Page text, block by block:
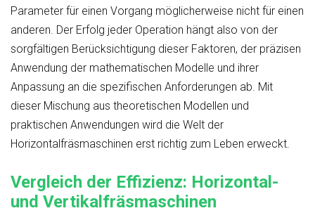
Parameter für einen Vorgang möglicherweise nicht für einen
anderen. Der Erfolg jeder Operation hängt also von der
sorgfältigen Berücksichtigung dieser Faktoren, der präzisen
Anwendung der mathematischen Modelle und ihrer
Anpassung an die spezifischen Anforderungen ab. Mit
dieser Mischung aus theoretischen Modellen und
praktischen Anwendungen wird die Welt der
Horizontalfräsmaschinen erst richtig zum Leben erweckt.
Vergleich der Effizienz: Horizontal-
und Vertikalfräsmaschinen